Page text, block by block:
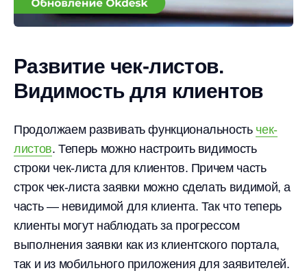
Развитие чек-листов.
Видимость для клиентов
Продолжаем развивать функциональность чек-
листов. Теперь можно настроить видимость
строки чек-листа для клиентов. Причем часть
строк чек-листа заявки можно сделать видимой, а
часть — невидимой для клиента. Так что теперь
клиенты могут наблюдать за прогрессом
выполнения заявки как из клиентского портала,
так и из мобильного приложения для заявителей.